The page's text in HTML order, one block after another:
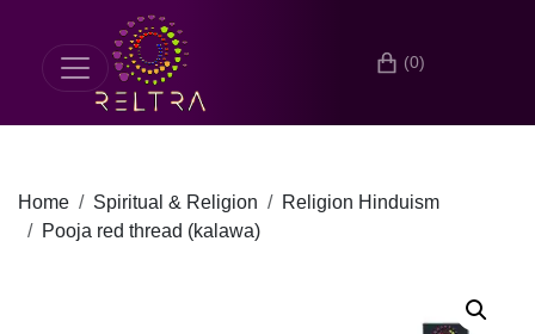
(0)
Home Spiritual & Religion
Religion Hinduism
Pooja red thread (kalawa)